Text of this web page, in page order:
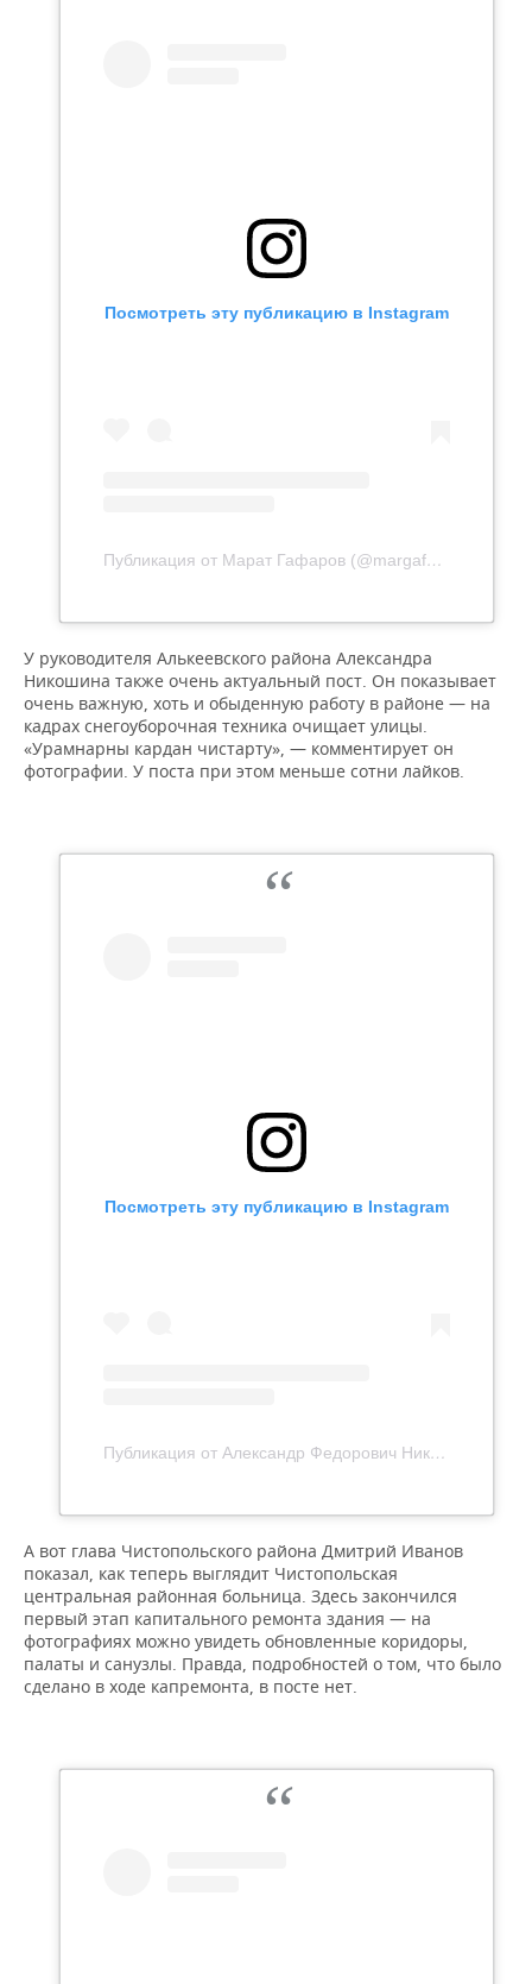
Посмотреть эту публикацию в Instagram
Публикация от Марат Гафаров (@margafarov)
У руководителя Алькеевского района Александра
Никошина также очень актуальный пост. Он показывает
очень важную, хоть и обыденную работу в районе — на
кадрах снегоуборочная техника очищает улицы.
«Урамнарны кардан чистарту», — комментирует он
фотографии. У поста при этом меньше сотни лайков.
Посмотреть эту публикацию в Instagram
Публикация от Александр Федорович Никошин (@alexander.nikoshin)
А вот глава Чистопольского района Дмитрий Иванов
показал, как теперь выглядит Чистопольская
центральная районная больница. Здесь закончился
первый этап капитального ремонта здания — на
фотографиях можно увидеть обновленные коридоры,
палаты и санузлы. Правда, подробностей о том, что было
сделано в ходе капремонта, в посте нет.